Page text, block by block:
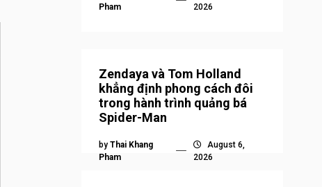
Pham
2026
Zendaya và Tom Holland
khẳng định phong cách đôi
trong hành trình quảng bá
Spider-Man
by Thai Khang
Pham
August 6,
2026